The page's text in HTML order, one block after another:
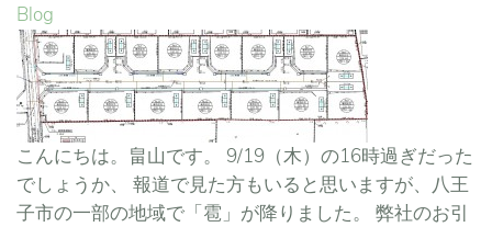
Blog
こんにちは。畠山です。 9/19（木）の16時過ぎだった
でしょうか、 報道で見た方もいると思いますが、八王
子市の一部の地域で「雹」が降りました。 弊社のお引